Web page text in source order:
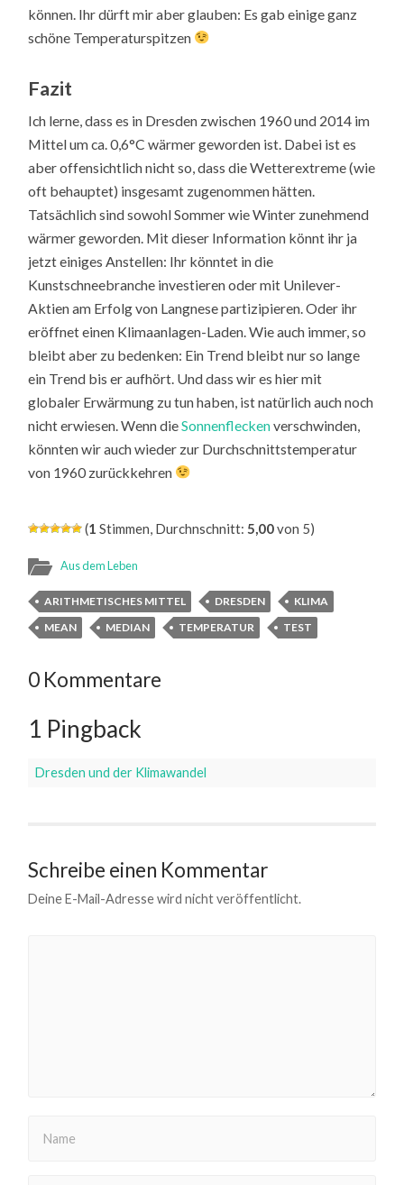
können. Ihr dürft mir aber glauben: Es gab einige ganz
schöne Temperaturspitzen
Fazit
Ich lerne, dass es in Dresden zwischen 1960 und 2014 im
Mittel um ca. 0,6°C wärmer geworden ist. Dabei ist es
aber offensichtlich nicht so, dass die Wetterextreme (wie
oft behauptet) insgesamt zugenommen hätten.
Tatsächlich sind sowohl Sommer wie Winter zunehmend
wärmer geworden. Mit dieser Information könnt ihr ja
jetzt einiges Anstellen: Ihr könntet in die
Kunstschneebranche investieren oder mit Unilever-
Aktien am Erfolg von Langnese partizipieren. Oder ihr
eröffnet einen Klimaanlagen-Laden. Wie auch immer, so
bleibt aber zu bedenken: Ein Trend bleibt nur so lange
ein Trend bis er aufhört. Und dass wir es hier mit
globaler Erwärmung zu tun haben, ist natürlich auch noch
nicht erwiesen. Wenn dieSonnenfleckenverschwinden,
könnten wir auch wieder zur Durchschnittstemperatur
von 1960 zurückkehren
(1 Stimmen, Durchnschnitt:5,00von 5)
Aus dem Leben
ARITHMETISCHES MITTEL DRESDEN
KLIMA
MEAN
MEDIAN TEMPERATUR TEST
0 Kommentare
1 Pingback
Dresden und der Klimawandel
Schreibe einen Kommentar
Deine E-Mail-Adresse wird nicht veröffentlicht.